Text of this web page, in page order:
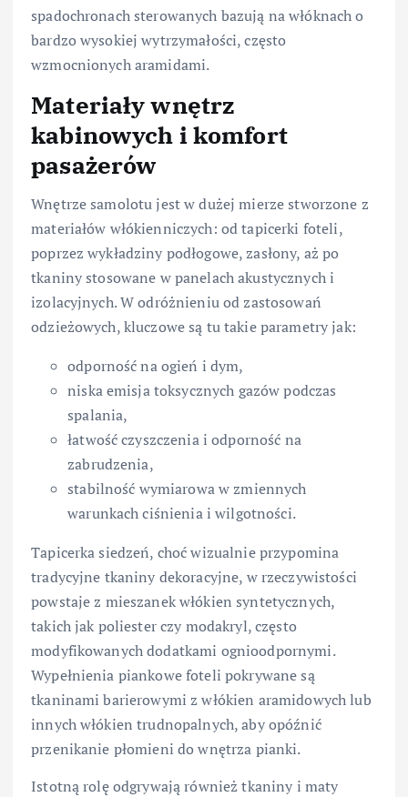
spadochronach sterowanych bazują na włóknach o
bardzo wysokiej wytrzymałości, często
wzmocnionych aramidami.
Materiały wnętrz
kabinowych i komfort
pasażerów
Wnętrze samolotu jest w dużej mierze stworzone z
materiałów włókienniczych: od tapicerki foteli,
poprzez wykładziny podłogowe, zasłony, aż po
tkaniny stosowane w panelach akustycznych i
izolacyjnych. W odróżnieniu od zastosowań
odzieżowych, kluczowe są tu takie parametry jak:
odporność na ogień i dym,
niska emisja toksycznych gazów podczas
spalania,
łatwość czyszczenia i odporność na
zabrudzenia,
stabilność wymiarowa w zmiennych
warunkach ciśnienia i wilgotności.
Tapicerka siedzeń, choć wizualnie przypomina
tradycyjne tkaniny dekoracyjne, w rzeczywistości
powstaje z mieszanek włókien syntetycznych,
takich jak poliester czy modakryl, często
modyfikowanych dodatkami ognioodpornymi.
Wypełnienia piankowe foteli pokrywane są
tkaninami barierowymi z włókien aramidowych lub
innych włókien trudnopalnych, aby opóźnić
przenikanie płomieni do wnętrza pianki.
Istotną rolę odgrywają również tkaniny i maty